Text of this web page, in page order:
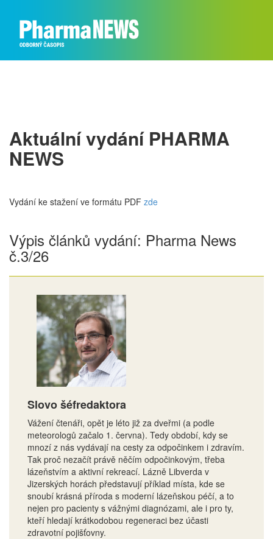
Aktuální vydání PHARMA
NEWS
Vydání ke stažení ve formátu PDF zde
Výpis článků vydání: Pharma News
č.3/26
Slovo šéfredaktora
Vážení čtenáři, opět je léto již za dveřmi (a podle
meteorologů začalo 1. června). Tedy období, kdy se
mnozí z nás vydávají na cesty za odpočinkem i zdravím.
Tak proč nezačít právě něčím odpočinkovým, třeba
lázeňstvím a aktivní rekreací. Lázně Libverda v
Jizerských horách představují příklad místa, kde se
snoubí krásná příroda s moderní lázeňskou péčí, a to
nejen pro pacienty s vážnými diagnózami, ale i pro ty,
kteří hledají krátkodobou regeneraci bez účasti
zdravotní pojišťovny.